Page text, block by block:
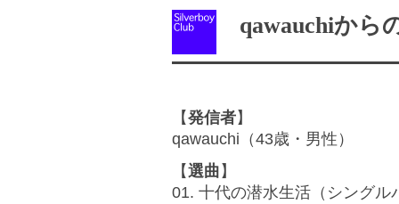
qawauchiから
【発信者】
qawauchi（43歳・男性）
【選曲 】
01. 十代の潜水生活（シングル